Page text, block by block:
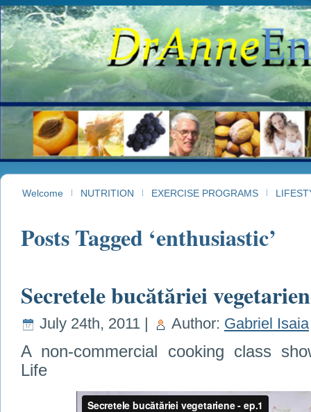
Welcome NUTRITION EXERCISE PROGRAMS
Posts Tagged ‘enthusiastic’
Secretele bucătăriei
July 24th, 2011 | Author: Gabriel Isaia
A non-commercial cooking class
Life